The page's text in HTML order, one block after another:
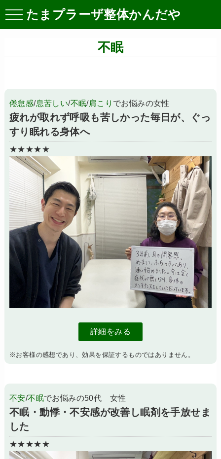
たまプラーザ整体かんだや
不眠
倦怠感/息苦しい/不眠/肩こり でお悩みの女性
疲れが取れず呼吸も苦しかった毎日が、ぐっ
すり眠れる身体へ
★★★★★
詳細をみる
※お客様の感想であり、効果を保証するものではありません。
不安/不眠でお悩みの50代 女性
不眠・動悸・不安感が改善し眠剤を手放せま
した
★★★★★